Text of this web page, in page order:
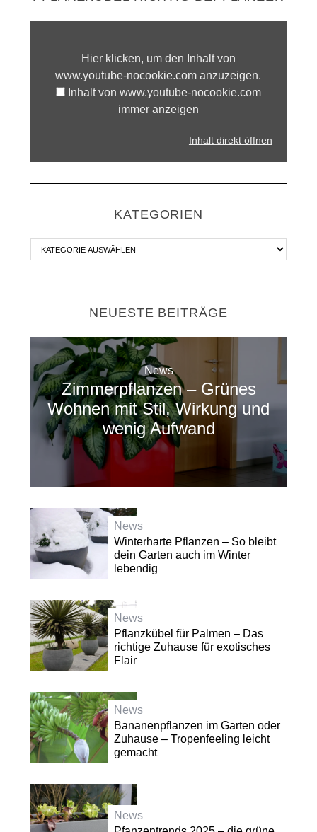
Hier klicken, um den Inhalt von
www.youtube-nocookie.com anzuzeigen.
Inhalt von www.youtube-nocookie.com
immer anzeigen
Inhalt direkt öffnen
KATEGORIEN
NEUESTE BEITRÄGE
News
Zimmerpflanzen – Grünes
Wohnen mit Stil, Wirkung und
wenig Aufwand
News
Winterharte Pflanzen – So bleibt
dein Garten auch im Winter
lebendig
News
Pflanzkübel für Palmen – Das
richtige Zuhause für exotisches
Flair
News
Bananenpflanzen im Garten oder
Zuhause – Tropenfeeling leicht
gemacht
News